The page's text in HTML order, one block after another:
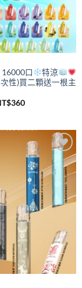
口
特涼
性)買二顆送一根主
360價
NT$200
到
NT$360
Add to
wishlist